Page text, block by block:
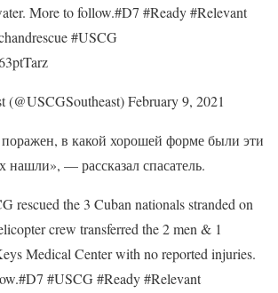
More to follow.#D7 #Ready #Relevant
#USCG
February 9, 2021
в какой хорошей форме были эти
нашли», — рассказал спасатель.
rescued the 3 Cuban nationals stranded on
crew transferred the 2 men & 1
Medical Center with no reported injuries.
#USCG #Ready #Relevant